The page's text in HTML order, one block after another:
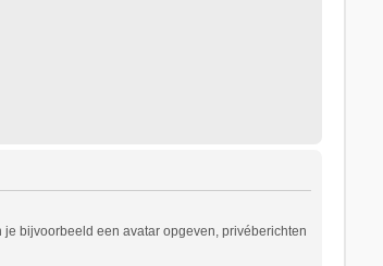
bijvoorbeeld een avatar opgeven, privéberichten